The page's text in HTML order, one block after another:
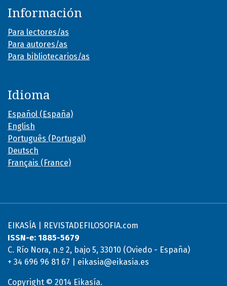
Información
Para lectores/as
Para autores/as
Para bibliotecarios/as
Idioma
Español (España)
English
Português (Portugal)
Deutsch
Français (France)
EIKASÍA | REVISTADEFILOSOFIA.com
ISSN-e: 1885-5679
C. Río Nora, n.º 2, bajo 5, 33010 (Oviedo - España)
+ 34 696 96 81 67 | eikasia@eikasia.es
Copyright © 2014 Eikasía.